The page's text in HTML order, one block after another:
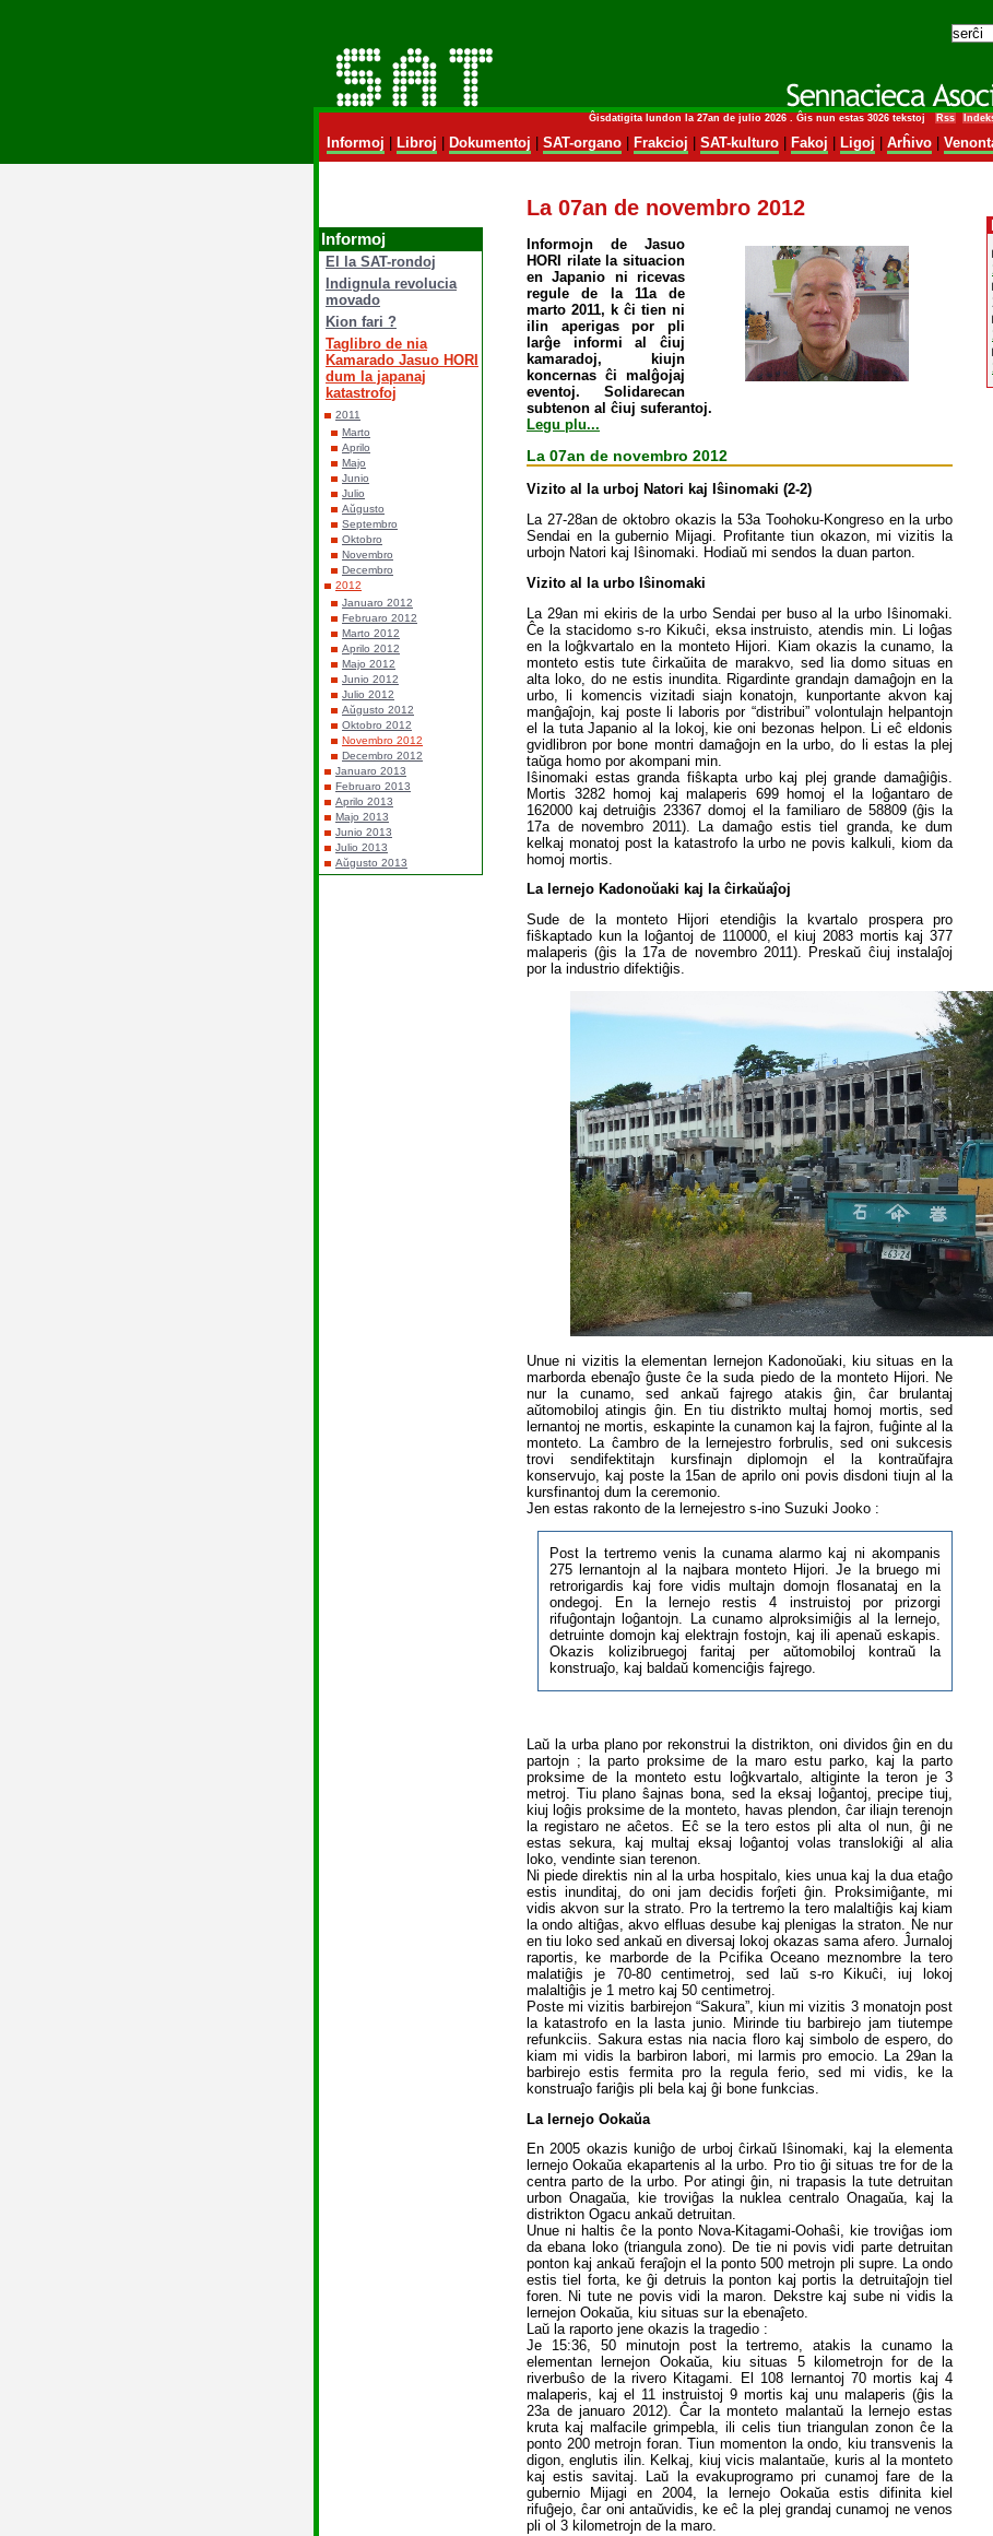
Ĝisdatigita lundon la 27an de julio 2026 . Ĝis nun estas 3026 tekstoj Rss
Informoj Libroj Dokumentoj SAT-organo| Frakcioj SAT-kulturo| Fakoj Ligoj Arĥivo|
Informoj
El la SAT-rondoj
Indignula revolucia
movado
Kion fari ?
Taglibro de nia
Kamarado Jasuo HORI
dum la japanaj
katastrofoj
2011
Marto
Aprilo
Majo
Junio
Julio
Aŭgusto
Septembro
Oktobro
Novembro
Decembro
2012
Januaro 2012
Februaro 2012
Marto 2012
Aprilo 2012
Majo 2012
Junio 2012
Julio 2012
Aŭgusto 2012
Oktobro 2012
Novembro 2012
Decembro 2012
Januaro 2013
Februaro 2013
Aprilo 2013
Majo 2013
Junio 2013
Julio 2013
Aŭgusto 2013
La 07an de novembro 2012
Informojn de Jasuo
HORI rilate la situacion
en Japanio ni ricevas
regule de la 11a de
marto 2011, k ĉi tien ni
ilin aperigas por pli
larĝe informi al ĉiuj
kamaradoj, kiujn
koncernas ĉi malĝojaj
eventoj. Solidarecan
subtenon al ĉiuj suferantoj.
Legu plu...
La 07an de novembro 2012
Vizito al la urboj Natori kaj Iŝinomaki (2-2)
La 27-28an de oktobro okazis la 53a Toohoku-Kongreso en la urbo
Sendai en la gubernio Mijagi. Profitante tiun okazon, mi vizitis la
urbojn Natori kaj Iŝinomaki. Hodiaŭ mi sendos la duan parton.
Vizito al la urbo Iŝinomaki
La 29an mi ekiris de la urbo Sendai per buso al la urbo Iŝinomaki.
Ĉe la stacidomo s-ro Kikuĉi, eksa instruisto, atendis min. Li loĝas
en la loĝkvartalo en la monteto Hijori. Kiam okazis la cunamo, la
monteto estis tute ĉirkaŭita de marakvo, sed lia domo situas en
alta loko, do ne estis inundita. Rigardinte grandajn damaĝojn en la
urbo, li komencis vizitadi siajn konatojn, kunportante akvon kaj
manĝaĵojn, kaj poste li laboris por “distribui” volontulajn helpantojn
el la tuta Japanio al la lokoj, kie oni bezonas helpon. Li eĉ eldonis
gvidlibron por bone montri damaĝojn en la urbo, do li estas la plej
taŭga homo por akompani min.
Iŝinomaki estas granda fiŝkapta urbo kaj plej grande damaĝiĝis.
Mortis 3282 homoj kaj malaperis 699 homoj el la loĝantaro de
162000 kaj detruiĝis 23367 domoj el la familiaro de 58809 (ĝis la
17a de novembro 2011). La damaĝo estis tiel granda, ke dum
kelkaj monatoj post la katastrofo la urbo ne povis kalkuli, kiom da
homoj mortis.
La lernejo Kadonoŭaki kaj la ĉirkaŭaĵoj
Sude de la monteto Hijori etendiĝis la kvartalo prospera pro
fiŝkaptado kun la loĝantoj de 110000, el kiuj 2083 mortis kaj 377
malaperis (ĝis la 17a de novembro 2011). Preskaŭ ĉiuj instalaĵoj
por la industrio difektiĝis.
Unue ni vizitis la elementan lernejon Kadonoŭaki, kiu situas en la
marborda ebenaĵo ĝuste ĉe la suda piedo de la monteto Hijori. Ne
nur la cunamo, sed ankaŭ fajrego atakis ĝin, ĉar brulantaj
aŭtomobiloj atingis ĝin. En tiu distrikto multaj homoj mortis, sed
lernantoj ne mortis, eskapinte la cunamon kaj la fajron, fuĝinte al la
monteto. La ĉambro de la lernejestro forbrulis, sed oni sukcesis
trovi sendifektitajn kursfinajn diplomojn el la kontraŭfajra
konservujo, kaj poste la 15an de aprilo oni povis disdoni tiujn al la
kursfinantoj dum la ceremonio.
Jen estas rakonto de la lernejestro s-ino Suzuki Jooko :
Post la tertremo venis la cunama alarmo kaj ni akompanis
275 lernantojn al la najbara monteto Hijori. Je la bruego mi
retrorigardis kaj fore vidis multajn domojn flosanataj en la
ondegoj. En la lernejo restis 4 instruistoj por prizorgi
rifuĝontajn loĝantojn. La cunamo alproksimiĝis al la lernejo,
detruinte domojn kaj elektrajn fostojn, kaj ili apenaŭ eskapis.
Okazis kolizibruegoj faritaj per aŭtomobiloj kontraŭ la
konstruaĵo, kaj baldaŭ komenciĝis fajrego.
Laŭ la urba plano por rekonstrui la distrikton, oni dividos ĝin en du
partojn ; la parto proksime de la maro estu parko, kaj la parto
proksime de la monteto estu loĝkvartalo, altiginte la teron je 3
metroj. Tiu plano ŝajnas bona, sed la eksaj loĝantoj, precipe tiuj,
kiuj loĝis proksime de la monteto, havas plendon, ĉar iliajn terenojn
la registaro ne aĉetos. Eĉ se la tero estos pli alta ol nun, ĝi ne
estas sekura, kaj multaj eksaj loĝantoj volas translokiĝi al alia
loko, vendinte sian terenon.
Ni piede direktis nin al la urba hospitalo, kies unua kaj la dua etaĝo
estis inunditaj, do oni jam decidis forĵeti ĝin. Proksimiĝante, mi
vidis akvon sur la strato. Pro la tertremo la tero malaltiĝis kaj kiam
la ondo altiĝas, akvo elfluas desube kaj plenigas la straton. Ne nur
en tiu loko sed ankaŭ en diversaj lokoj okazas sama afero. Ĵurnaloj
raportis, ke marborde de la Pcifika Oceano meznombre la tero
malatiĝis je 70-80 centimetroj, sed laŭ s-ro Kikuĉi, iuj lokoj
malaltiĝis je 1 metro kaj 50 centimetroj.
Poste mi vizitis barbirejon “Sakura”, kiun mi vizitis 3 monatojn post
la katastrofo en la lasta junio. Mirinde tiu barbirejo jam tiutempe
refunkciis. Sakura estas nia nacia floro kaj simbolo de espero, do
kiam mi vidis la barbiron labori, mi larmis pro emocio. La 29an la
barbirejo estis fermita pro la regula ferio, sed mi vidis, ke la
konstruaĵo fariĝis pli bela kaj ĝi bone funkcias.
La lernejo Ookaŭa
En 2005 okazis kuniĝo de urboj ĉirkaŭ Iŝinomaki, kaj la elementa
lernejo Ookaŭa ekapartenis al la urbo. Pro tio ĝi situas tre for de la
centra parto de la urbo. Por atingi ĝin, ni trapasis la tute detruitan
urbon Onagaŭa, kie troviĝas la nuklea centralo Onagaŭa, kaj la
distrikton Ogacu ankaŭ detruitan.
Unue ni haltis ĉe la ponto Nova-Kitagami-Oohaŝi, kie troviĝas iom
da ebana loko (triangula zono). De tie ni povis vidi parte detruitan
ponton kaj ankaŭ feraĵojn el la ponto 500 metrojn pli supre. La ondo
estis tiel forta, ke ĝi detruis la ponton kaj portis la detruitaĵojn tiel
foren. Ni tute ne povis vidi la maron. Dekstre kaj sube ni vidis la
lernejon Ookaŭa, kiu situas sur la ebenaĵeto.
Laŭ la raporto jene okazis la tragedio :
Je 15:36, 50 minutojn post la tertremo, atakis la cunamo la
elementan lernejon Ookaŭa, kiu situas 5 kilometrojn for de la
riverbuŝo de la rivero Kitagami. El 108 lernantoj 70 mortis kaj 4
malaperis, kaj el 11 instruistoj 9 mortis kaj unu malaperis (ĝis la
23a de januaro 2012). Ĉar la monteto malantaŭ la lernejo estas
kruta kaj malfacile grimpebla, ili celis tiun triangulan zonon ĉe la
ponto 200 metrojn foran. Tiun momenton la ondo, kiu transvenis la
digon, englutis ilin. Kelkaj, kiuj vicis malantaŭe, kuris al la monteto
kaj estis savitaj. Laŭ la evakuprogramo pri cunamoj fare de la
gubernio Mijagi en 2004, la lernejo Ookaŭa estis difinita kiel
rifuĝejo, ĉar oni antaŭvidis, ke eĉ la plej grandaj cunamoj ne venos
pli ol 3 kilometrojn de la maro.